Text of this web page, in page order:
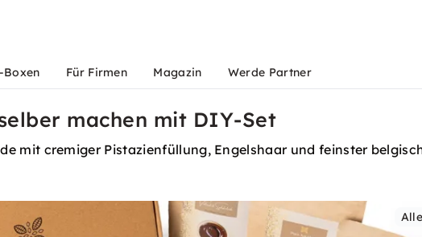
Boxen Für Firmen Magazin Werde Partner
machen mit DIY-Set
mit cremiger Pistazienfüllung, Engelshaar und feinster